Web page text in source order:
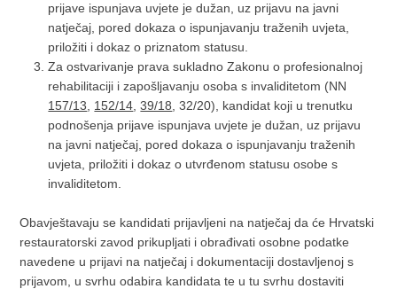
prijave ispunjava uvjete je dužan, uz prijavu na javni
natječaj, pored dokaza o ispunjavanju traženih uvjeta,
priložiti i dokaz o priznatom statusu.
Za ostvarivanje prava sukladno Zakonu o profesionalnoj
rehabilitaciji i zapošljavanju osoba s invaliditetom (NN
157/13
152/14 ,39/18 , 32/20), kandidat koji u trenutku
podnošenja prijave ispunjava uvjete je dužan, uz prijavu
na javni natječaj, pored dokaza o ispunjavanju traženih
uvjeta, priložiti i dokaz o utvrđenom statusu osobe s
invaliditetom.
Obavještavaju se kandidati prijavljeni na natječaj da će Hrvatski
restauratorski zavod prikupljati i obrađivati osobne podatke
navedene u prijavi na natječaj i dokumentaciji dostavljenoj s
prijavom, u svrhu odabira kandidata te u tu svrhu dostaviti